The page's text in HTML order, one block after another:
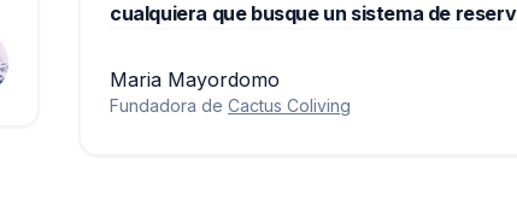
cualquiera que busque un sistema de reservas
Maria Mayordomo
Fundadora deCactus Coliving